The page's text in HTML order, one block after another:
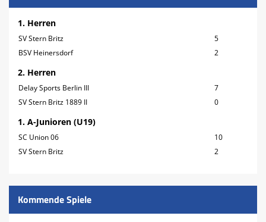
1. Herren
SV Stern Britz
5
BSV Heinersdorf
2
2. Herren
Delay Sports Berlin III
7
SV Stern Britz 1889 II
0
1. A-Junioren (U19)
SC Union 06
10
SV Stern Britz
2
Kommende Spiele